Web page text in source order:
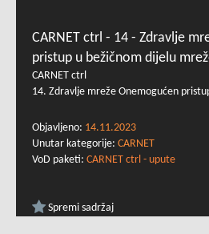
CARNET ctrl - 14 - Zdravlje
pristup u bežičnom dijelu
CARNET ctrl
14. Zdravlje mreže Onemogućen
Objavljeno: 14.11.2023
Unutar kategorije: CARNET
VoD paketi: CARNET ctrl - upute
Spremi sadržaj